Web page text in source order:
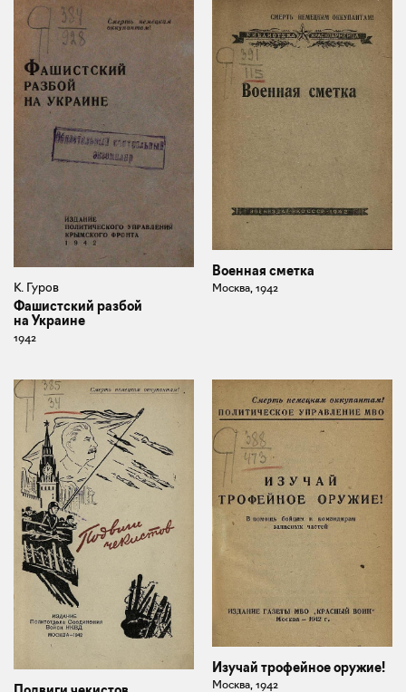
К. Гуров
Фашистский разбой
на Украине
1942
Военная сметка
Москва, 1942
Изучай трофейное оружие!
Москва, 1942